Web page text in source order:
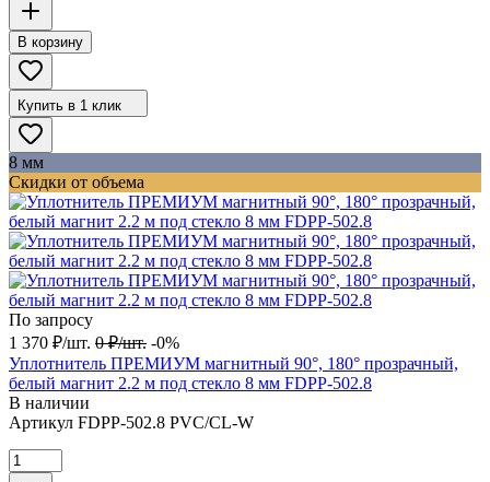
В корзину
Купить в 1 клик
8 мм
Скидки от объема
По запросу
1 370 ₽/шт. 0 ₽/шт. -0%
Уплотнитель ПРЕМИУМ магнитный 90°, 180° прозрачный,
белый магнит 2.2 м под стекло 8 мм FDPP-502.8
В наличии
Артикул FDPP-502.8 PVC/CL-W